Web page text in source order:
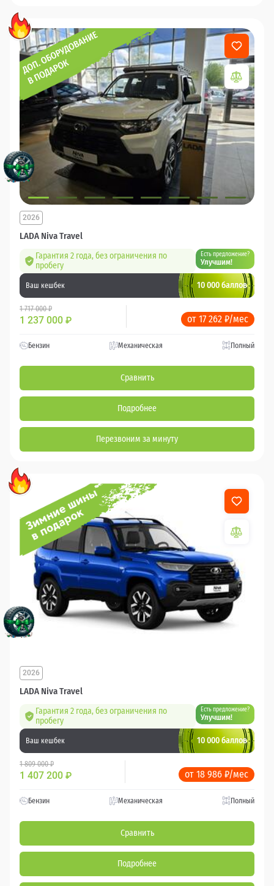
LADA Niva Travel
2026
Гарантия 2 года, без ограничения по
пробегу
Есть предложение?
Улучшим!
Ваш кешбек 10 000 баллов
1 717 000 ₽
1 237 000 ₽ от 17 262 ₽/мес
Бензин Механическая Полный
Сравнить
Подробнее
Перезвоним за минуту
LADA Niva Travel
2026
Гарантия 2 года, без ограничения по
пробегу
Есть предложение?
Улучшим!
Ваш кешбек 10 000 баллов
1 809 000 ₽
1 407 200 ₽ от 18 986 ₽/мес
Бензин Механическая Полный
Сравнить
Подробнее